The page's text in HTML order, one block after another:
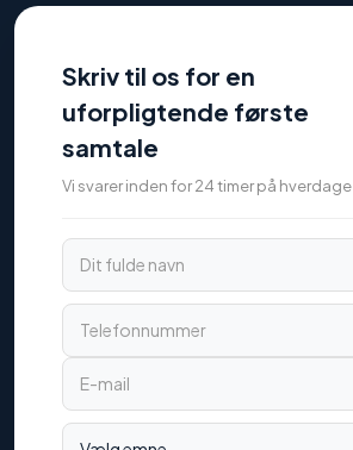
Skriv til os for en
uforpligtende første
samtale
Vi svarer inden for 24 timer på hverdage
Dit fulde navn
Telefonnummer
E-mail
Vælg emne